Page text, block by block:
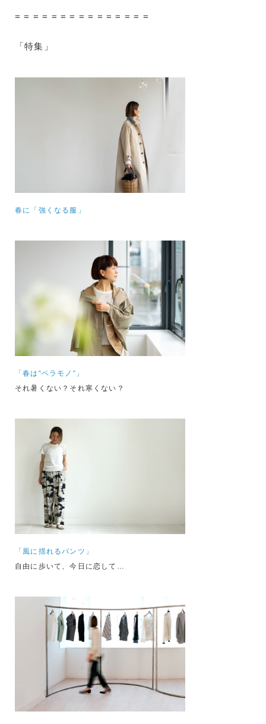
= = = = = = = = = = = = = = =
「特集」
春に「強くなる服」
「春は“ペラモノ“」
それ暑くない？それ寒くない？
「風に揺れるパンツ」
自由に歩いて、今日に恋して…